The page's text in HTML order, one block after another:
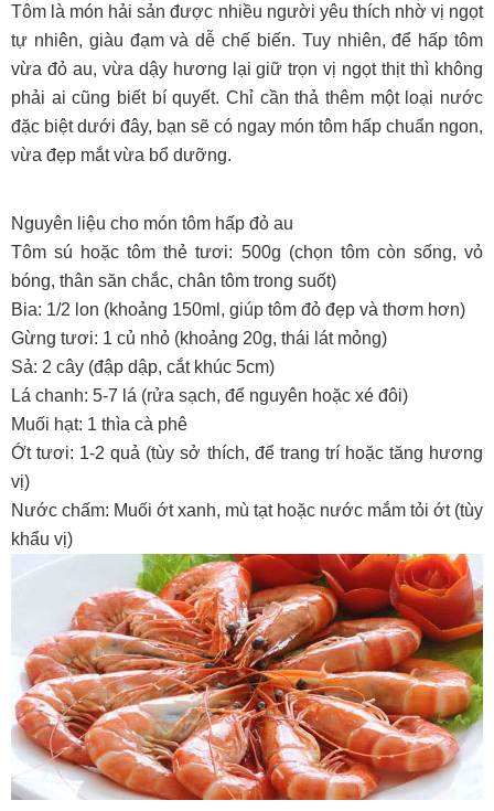
Tôm là món hải sản được nhiều người yêu thích nhờ vị ngọt
tự nhiên, giàu đạm và dễ chế biến. Tuy nhiên, để hấp tôm
vừa đỏ au, vừa dậy hương lại giữ trọn vị ngọt thịt thì không
phải ai cũng biết bí quyết. Chỉ cần thả thêm một loại nước
đặc biệt dưới đây, bạn sẽ có ngay món tôm hấp chuẩn ngon,
vừa đẹp mắt vừa bổ dưỡng.
Nguyên liệu cho món tôm hấp đỏ au
Tôm sú hoặc tôm thẻ tươi: 500g (chọn tôm còn sống, vỏ
bóng, thân săn chắc, chân tôm trong suốt)
Bia: 1/2 lon (khoảng 150ml, giúp tôm đỏ đẹp và thơm hơn)
Gừng tươi: 1 củ nhỏ (khoảng 20g, thái lát mỏng)
Sả: 2 cây (đập dập, cắt khúc 5cm)
Lá chanh: 5-7 lá (rửa sạch, để nguyên hoặc xé đôi)
Muối hạt: 1 thìa cà phê
Ớt tươi: 1-2 quả (tùy sở thích, để trang trí hoặc tăng hương
vị)
Nước chấm: Muối ớt xanh, mù tạt hoặc nước mắm tỏi ớt (tùy
khẩu vị)